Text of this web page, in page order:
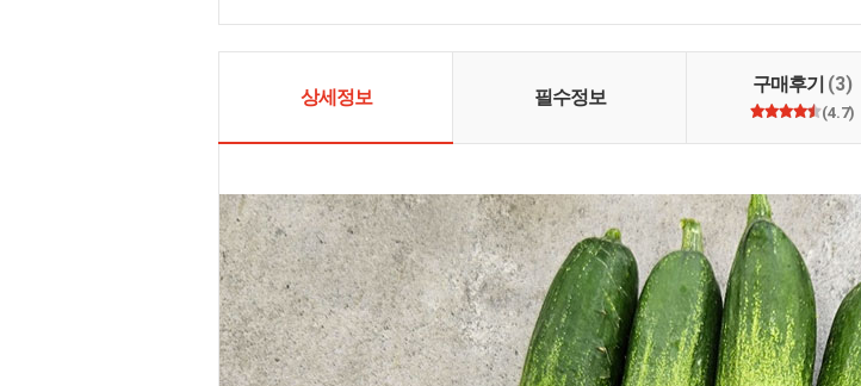
경농가 및 GAP농가들과 함께 우리
많은 관심을 부탁드립니다.
상세정보 필수정보
구매후기 (3)
(4.7)